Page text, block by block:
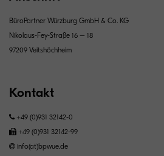
BüroPartner Würzburg GmbH & Co. KG
Nikolaus-Fey-Straße 16 – 18
97209 Veitshöchheim
Kontakt
+49 (0)931 32142-0
+49 (0)931 32142-99
info(at)bpwue.de